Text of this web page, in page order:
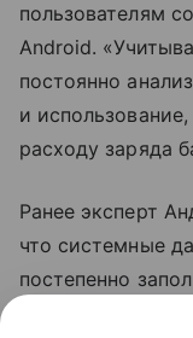
пользователям
Android.
постоянно
и
расходу заряда
Ранее эксперт
что системные
постепенно